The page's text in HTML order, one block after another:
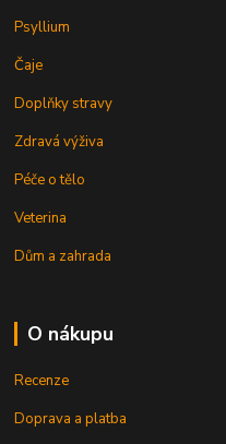
Psyllium
Čaje
Doplňky stravy
Zdravá výživa
Péče o tělo
Veterina
Dům a zahrada
O nákupu
Recenze
Doprava a platba